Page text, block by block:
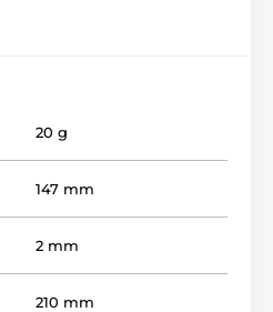
20 g
147 mm
2 mm
210 mm